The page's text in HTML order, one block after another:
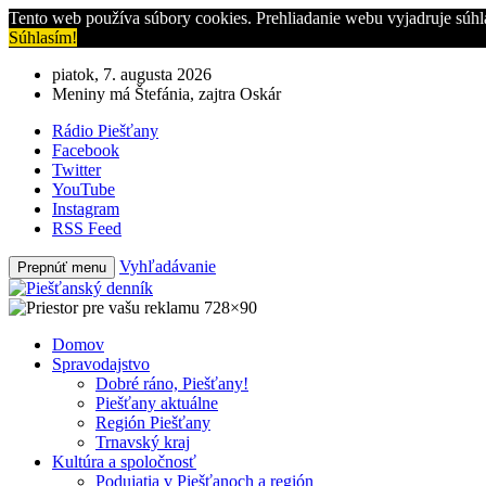
Tento web používa súbory cookies. Prehliadanie webu vyjadruje
Súhlasím!
piatok, 7. augusta 2026
Meniny má Štefánia, zajtra Oskár
Rádio Piešťany
Facebook
Twitter
YouTube
Instagram
RSS Feed
Prepnúť menu Vyhľadávanie
Domov
Spravodajstvo
Dobré ráno, Piešťany!
Piešťany aktuálne
Región Piešťany
Trnavský kraj
Kultúra a spoločnosť
Podujatia v Piešťanoch a región